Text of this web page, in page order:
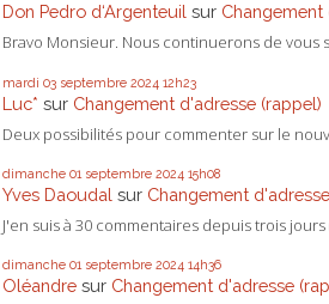
Don Pedro d‘Argenteuil sur Changement
Bravo Monsieur. Nous continuerons de vous
mardi 03 septembre 2024 12h23
Luc* sur Changement d'adresse (rappel)
Deux possibilités pour commenter sur le
dimanche 01 septembre 2024 15h08
Yves Daoudal sur Changement
J'en suis à 30 commentaires depuis trois jours
dimanche 01 septembre 2024 14h36
Oléandre sur Changement d'adresse